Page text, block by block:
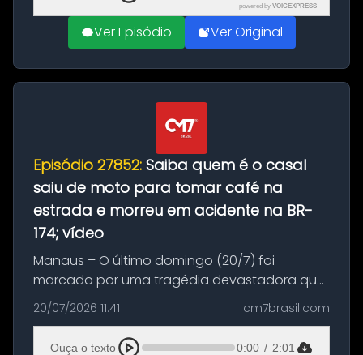
powered by VOICEXPRESS
Ver Episódio Ver Original
Episódio 27852: Saiba quem é o casal
saiu de moto para tomar café na
estrada e morreu em acidente na BR-
174; vídeo
Manaus – O último domingo (20/7) foi
marcado por uma tragédia devastadora que
resultou na morte precoce de dois jovens na
BR-174, na zona rural de Manaus. Um passeio
com destino a um típico café regio...
20/07/2026 11:41 cm7brasil.com
Ouça o texto 0:00 / 2:01